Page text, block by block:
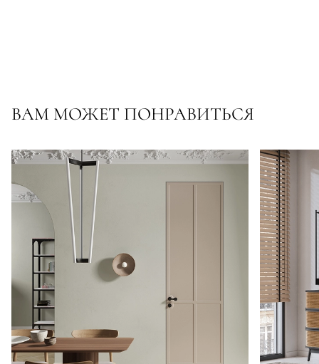
ВАМ МОЖЕТ ПОНРАВИТЬСЯ